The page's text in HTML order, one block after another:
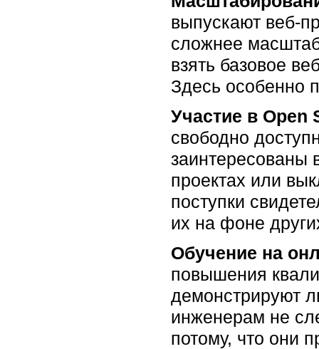
выпускают веб-
сложнее
взять базовое
Здесь особенно
Участие в Open
свободно
заинтересованы
проектах или
поступки
их на фоне
Обучение на
повышения
демонстрируют
инженерам не
потому, что они